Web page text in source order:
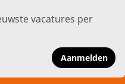
vacatures per
Aanmelden